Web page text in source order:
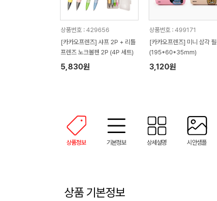
상품번호 : 429656
[카카오프렌즈] 샤프 2P + 리틀
프렌즈 노크볼펜 2P (4P 세트)
5,830원
상품번호 : 499171
[카카오프렌즈] 미니 삼각
(195*60*35mm)
3,120원
상품정보 기본정보 상세설명 시안샘플
상품 기본정보